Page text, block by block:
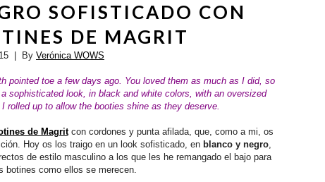
SOFISTICADO CON
DE MAGRIT
| By Verónica WOWS
pointed toe a few days ago. You loved them as much as I did, so
sophisticated look, in black and white colors, with an oversized
rolled up to allow the booties shine as they deserve.
de Magritcon cordones y punta afilada, que, como a mi, os
Hoy os los traigo en un look sofisticado, en blanco y negro,
de estilo masculino a los que les he remangado el bajo para
botines como ellos se merecen.